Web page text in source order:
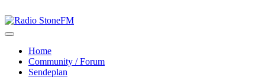
Home
Community / Forum
Sendeplan